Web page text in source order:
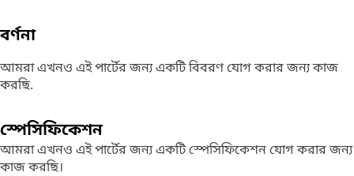
বর্ণনা
আমরা এখনও এই পার্টের জন্য একটি বিবরণ যোগ করার জন্য কাজ
করছি.
স্পেসিফিকেশন
আমরা এখনও এই পার্টের জন্য একটি স্পেসিফিকেশন যোগ করার জন্য
কাজ করছি।